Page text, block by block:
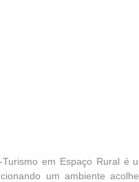
em Espaço Rural é
um ambiente